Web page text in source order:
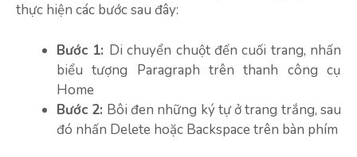
thực hiện các bước sau đây:
Bước 1: Di chuyển chuột đến cuối trang, nhấn
biểu tượng Paragraph trên thanh công cụ
Home
Bước 2: Bôi đen những ký tự ở trang trắng, sau
đó nhấn Delete hoặc Backspace trên bàn phím